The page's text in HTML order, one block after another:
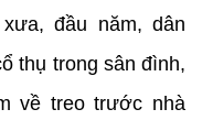
đầu năm, dân
thụ trong sân đình,
về treo trước nhà